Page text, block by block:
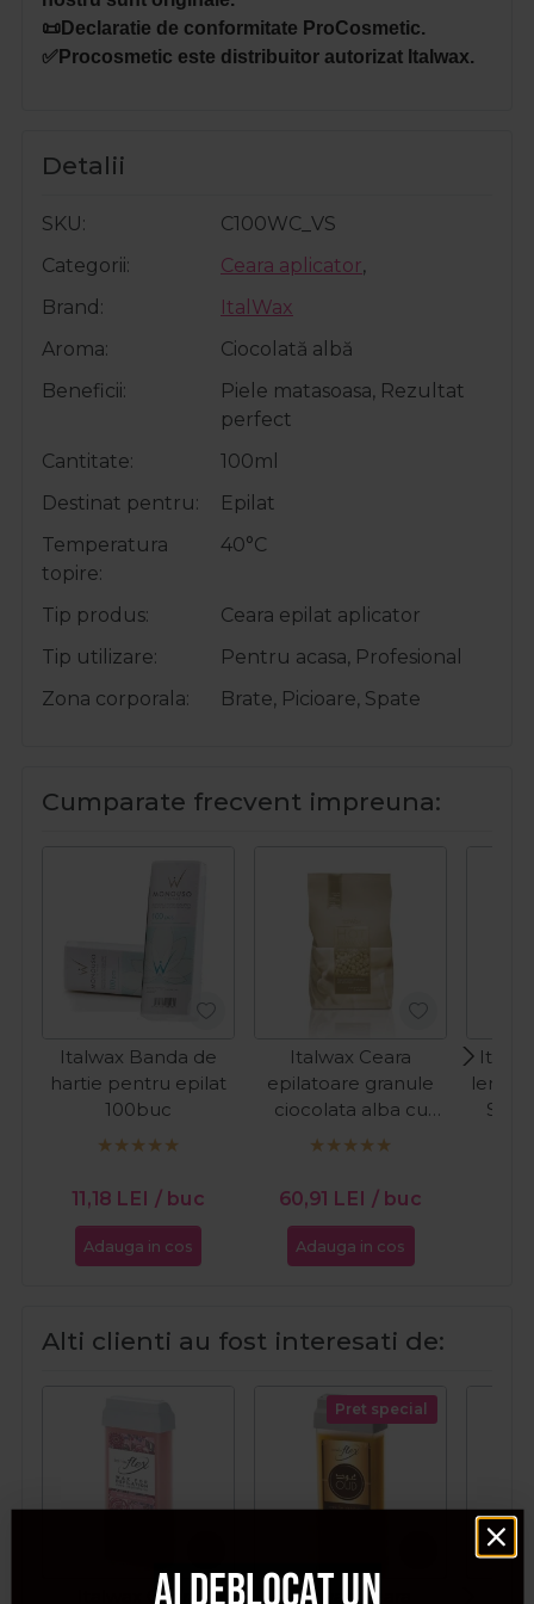
📜Declaratie de conformitate ProCosmetic.
✅Procosmetic este distribuitor autorizat Italwax.
Detalii
SKU
C100WC_VS
Categorii
Ceara aplicator,
Brand
ItalWax
Aroma
Ciocolată albă
Beneficii
Piele matasoasa, Rezultat
perfect
Cantitate
100ml
Destinat pentru
Epilat
Temperatura
topire
40°C
Tip produs
Ceara epilat aplicator
Tip utilizare
Pentru acasa, Profesional
Zona corporala
Brate, Picioare, Spate
Cumparate frecvent impreuna:
Italwax Banda de
hartie pentru epilat
100buc
11,18 LEI / buc
Adauga in cos
Italwax Ceara
epilatoare granule
ciocolata alba cu
aroma de vanilie Hot
1kg
60,91 LEI / buc
Adauga in cos
lemn
Alti clienti au fost interesati de:
Italwax Ceara
Pret special
Italwax Ceara
Ai deblocat un